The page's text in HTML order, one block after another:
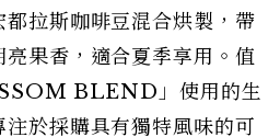
拉斯咖啡豆混合烘製，帶
果香，適合夏季享用。值
BLEND」使用的生
於採購具有獨特風味的可